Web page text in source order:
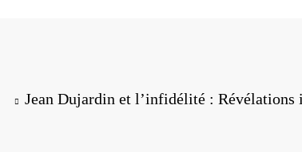
Jean Dujardin et l’infidélité : Révélations